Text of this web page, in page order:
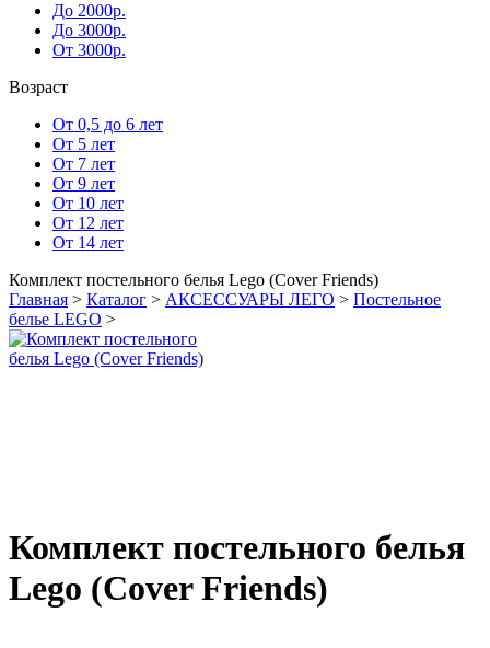
До 2000р.
До 3000р.
От 3000р.
Возраст
От 0,5 до 6 лет
От 5 лет
От 7 лет
От 9 лет
От 10 лет
От 12 лет
От 14 лет
Комплект постельного белья Lego (Cover Friends)
Главная > Каталог > АКСЕССУАРЫ ЛЕГО > Постельное
белье LEGO >
Комплект постельного белья
Lego (Cover Friends)